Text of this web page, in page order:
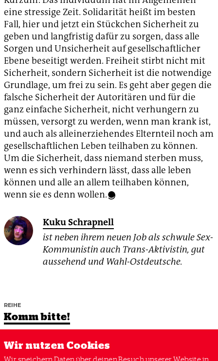
eine stressige Zeit. Solidarität heißt im besten
Fall, hier und jetzt ein Stückchen Sicherheit zu
geben und langfristig dafür zu sorgen, dass alle
Sorgen und Unsicherheit auf gesellschaftlicher
Ebene beseitigt werden. Freiheit stirbt nicht mit
Sicherheit, sondern Sicherheit ist die notwendige
Grundlage, um frei zu sein. Es geht aber gegen die
falsche Sicherheit der Autoritären und für die
ganz einfache Sicherheit, nicht verhungern zu
müssen, versorgt zu werden, wenn man krank ist,
und auch als alleinerziehendes Elternteil noch am
gesellschaftlichen Leben teilhaben zu können.
Um die Sicherheit, dass niemand sterben muss,
wenn es sich verhindern lässt, dass alle leben
können und alle an allem teilhaben können,
wenn sie es denn wollen.
Kuku Schrapnell
ist neben ihrem neuen Job als schwule Sex-
Kommunistin auch Trans-Aktivistin, gut
aussehend und Wahl-Ostdeutsche.
REIHE
Komm bitte!
Wir nutzen Cookies
Wir speichern Daten über deinen Besuch unserer Website in